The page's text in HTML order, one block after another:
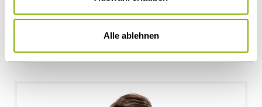
Alle ablehnen
c.marx@heuking.de